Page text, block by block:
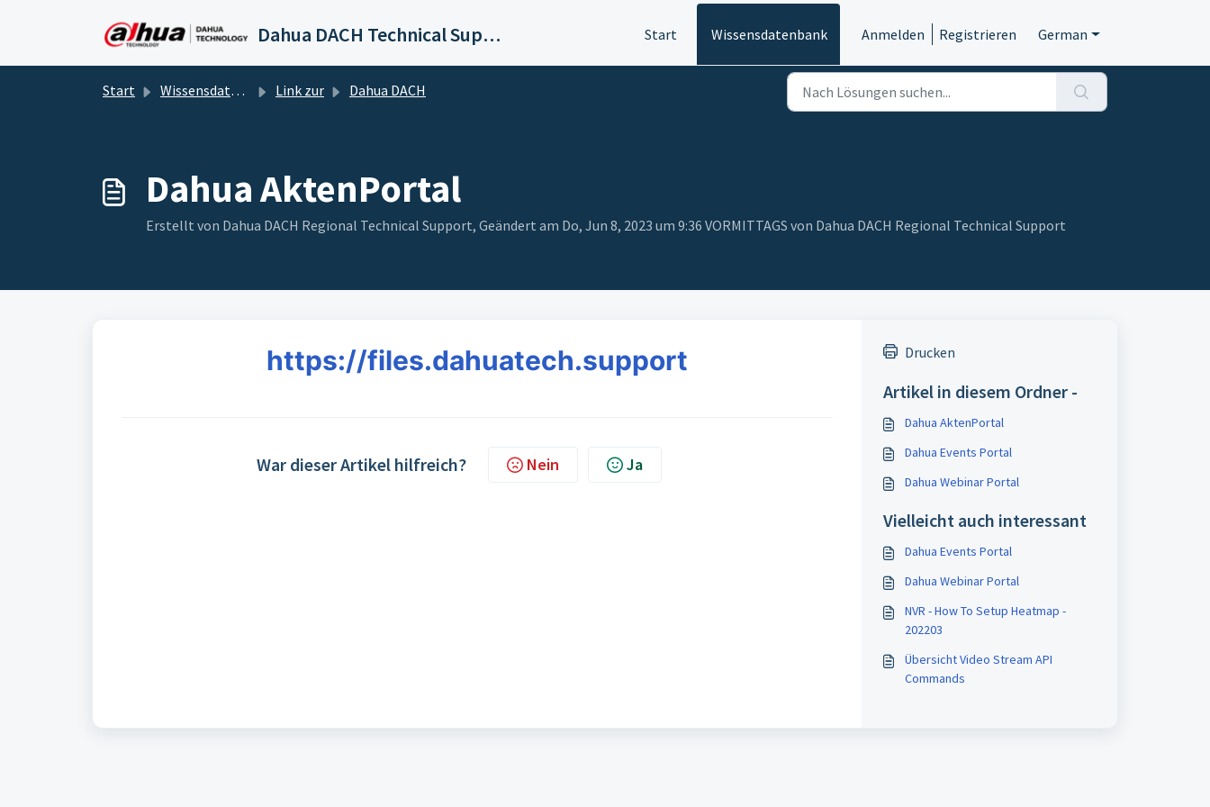
Dahua DACH Technical Support Start Wissensdatenbank Anmelden Registrieren German
Start Wissensdatenbank Link zur Dahua DACH
Dahua AktenPortal
Erstellt von Dahua DACH Regional Technical Support, Geändert am Do, Jun 8, 2023 um 9:36 VORMITTAGS von Dahua DACH Regional Technical Support
https://files.dahuatech.support
War dieser Artikel hilfreich? Nein Ja
Drucken
Artikel in diesem Ordner -
Dahua AktenPortal
Dahua Events Portal
Dahua Webinar Portal
Vielleicht auch interessant
Dahua Events Portal
Dahua Webinar Portal
NVR - How To Setup Heatmap -
202203
Übersicht Video Stream API
Commands